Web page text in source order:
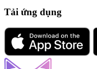
Tải ứng dụng